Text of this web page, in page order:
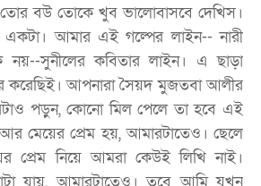
তোর বউ তোকে খুব ভালোবাসবে দেখিস।
একটা। আমার এই গল্পের লাইন-- নারী
সুনীলের কবিতার লাইন। এ ছাড়া
করেছিই। আপনারা সৈয়দ মুজতবা আলীর
পড়ুন, কোনো মিল পেলে তা হবে এই
মেয়ের প্রেম হয়, আমারটাতেও। ছেলে
প্রেম নিয়ে আমরা কেউই লিখি নাই।